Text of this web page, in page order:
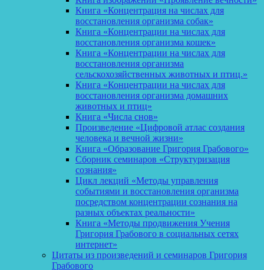
Книга «Концентрация на числах для
восстановления организма собак»
Книга «Концентрации на числах для
восстановления организма кошек»
Книга «Концентрации на числах для
восстановления организма
сельскохозяйственных животных и птиц.»
Книга «Концентрации на числах для
восстановления организма домашних
животных и птиц»
Книга «Числа снов»
Произведение «Цифровой атлас создания
человека и вечной жизни»
Книга «Образование Григория Грабового»
Сборник семинаров «Структуризация
сознания»
Цикл лекций «Методы управления
событиями и восстановления организма
посредством концентрации сознания на
разных объектах реальности»
Книга «Методы продвижения Учения
Григория Грабового в социальных сетях
интернет»
Цитаты из произведений и семинаров Григория
Грабового